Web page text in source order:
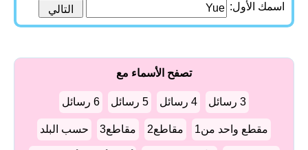
اسمك الأول:
تصفح الأسماء مع
3 رسائل 4 رسائل 5 رسائل 6 رسائل
مقطع واحد من1 مقاطع2 مقاطع3 حسب البلد